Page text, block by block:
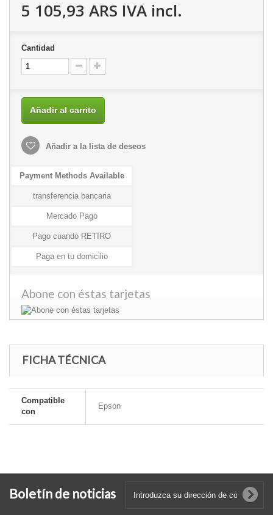
5 105,93 ARS IVA incl.
Cantidad
Añadir al carrito
Añadir a la lista de deseos
Payment Methods Available
transferencia bancaria
Mercado Pago
Pago cuando RETIRO
Paga en tu domicilio
Abone con éstas tarjetas
FICHA TÉCNICA
Compatible
con
Epson
Boletín de noticias